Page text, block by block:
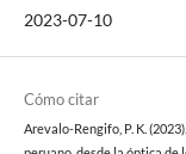
2023-07-10
Cómo citar
Arevalo-Rengifo, P. K.